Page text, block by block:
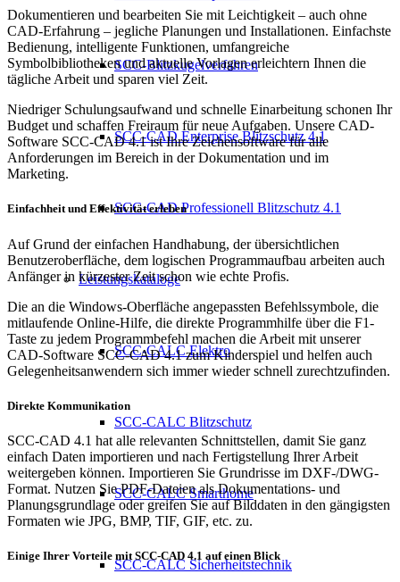
SCC-Blitzkugelverfahren
SCC-CAD Enterprise Blitzschutz 4.1
SCC-CAD Professionell Blitzschutz 4.1
Leistungskataloge
SCC-CALC Elektro
SCC-CALC Blitzschutz
SCC-CALC Smarthome
SCC-CALC Sicherheitstechnik
Dokumentieren und bearbeiten Sie mit Leichtigkeit – auch ohne
CAD-Erfahrung – jegliche Planungen und Installationen. Einfachste
Bedienung, intelligente Funktionen, umfangreiche
Symbolbibliotheken und aktuelle Vorlagen erleichtern Ihnen die
tägliche Arbeit und sparen viel Zeit.
Niedriger Schulungsaufwand und schnelle Einarbeitung schonen Ihr
Budget und schaffen Freiraum für neue Aufgaben. Unsere CAD-
Software SCC-CAD 4.1 ist Ihre Zeichensoftware für alle
Anforderungen im Bereich in der Dokumentation und im
Marketing.
Einfachheit und Effektivität erleben
Auf Grund der einfachen Handhabung, der übersichtlichen
Benutzeroberfläche, dem logischen Programmaufbau arbeiten auch
Anfänger in kürzester Zeit schon wie echte Profis.
Die an die Windows-Oberfläche angepassten Befehlssymbole, die
mitlaufende Online-Hilfe, die direkte Programmhilfe über die F1-
Taste zu jedem Programmbefehl machen die Arbeit mit unserer
CAD-Software SCC-CAD 4.1 zum Kinderspiel und helfen auch
Gelegenheitsanwendern sich immer wieder schnell zurechtzufinden.
Direkte Kommunikation
SCC-CAD 4.1 hat alle relevanten Schnittstellen, damit Sie ganz
einfach Daten importieren und nach Fertigstellung Ihrer Arbeit
weitergeben können. Importieren Sie Grundrisse im DXF-/DWG-
Format. Nutzen Sie PDF-Dateien als Dokumentations- und
Planungsgrundlage oder greifen Sie auf Bilddaten in den gängigsten
Formaten wie JPG, BMP, TIF, GIF, etc. zu.
Einige Ihrer Vorteile mit SCC-CAD 4.1 auf einen Blick